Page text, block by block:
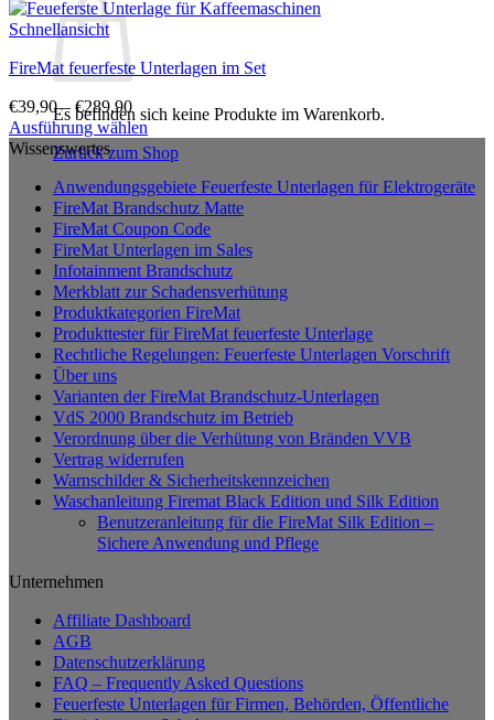
Es befinden sich keine Produkte im Warenkorb.
Zurück zum Shop
Schnellansicht
FireMat feuerfeste Unterlagen im Set
€39,90– €289,90
Ausführung wählen
Dieses
weist
mehrere
Varianten
Optionen
können
Produktseite
gewählt
werden
Wissenswertes
Anwendungsgebiete Feuerfeste Unterlagen für Elektrogeräte
FireMat Brandschutz Matte
FireMat Coupon Code
FireMat Unterlagen im Sales
Infotainment Brandschutz
Merkblatt zur Schadensverhütung
Produktkategorien FireMat
Produkttester für FireMat feuerfeste Unterlage
Rechtliche Regelungen: Feuerfeste Unterlagen Vorschrift
Über uns
Varianten der FireMat Brandschutz-Unterlagen
VdS 2000 Brandschutz im Betrieb
Verordnung über die Verhütung von Bränden VVB
Vertrag widerrufen
Warnschilder & Sicherheitskennzeichen
Waschanleitung Firemat Black Edition und Silk Edition
Benutzeranleitung für die FireMat Silk Edition –
Sichere Anwendung und Pflege
Unternehmen
Affiliate Dashboard
AGB
Datenschutzerklärung
FAQ – Frequently Asked Questions
Feuerfeste Unterlagen für Firmen, Behörden, Öffentliche